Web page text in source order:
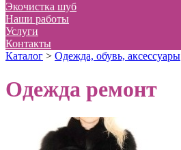
Экочистка шуб
Наши работы
Услуги
Контакты
Каталог > Одежда, обувь, аксессуары
Одежда ремонт